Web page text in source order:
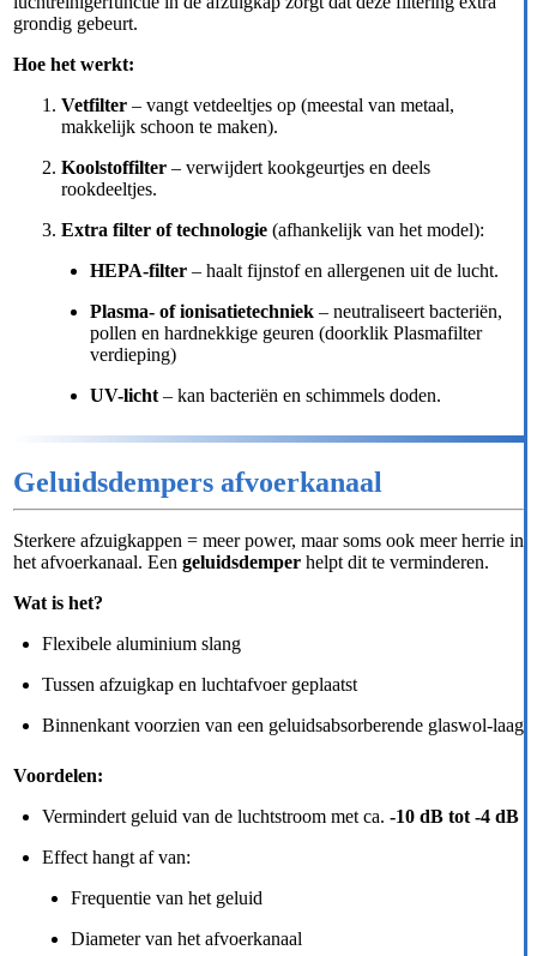
grondig gebeurt.
Hoe het werkt:
Vetfilter – vangt vetdeeltjes op (meestal van metaal,
makkelijk schoon te maken).
Koolstoffilter – verwijdert kookgeurtjes en deels
rookdeeltjes.
Extra filter of technologie (afhankelijk van het model):
HEPA-filter – haalt fijnstof en allergenen uit de lucht.
Plasma- of ionisatietechniek – neutraliseert bacteriën,
pollen en hardnekkige geuren (doorklik Plasmafilter
verdieping)
UV-licht – kan bacteriën en schimmels doden.
Geluidsdempers afvoerkanaal
Sterkere afzuigkappen = meer power, maar soms ook meer herrie in
het afvoerkanaal. Een geluidsdemper helpt dit te verminderen.
Wat is het?
Flexibele aluminium slang
Tussen afzuigkap en luchtafvoer geplaatst
Binnenkant voorzien van een geluidsabsorberende glaswol-laag
Voordelen:
Vermindert geluid van de luchtstroom met ca. -10 dB tot -4 dB
Effect hangt af van:
Frequentie van het geluid
Diameter van het afvoerkanaal